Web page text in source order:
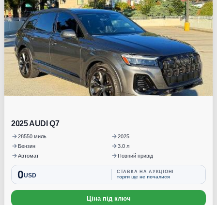
2025 AUDI Q7
28550 миль
2025
Бензин
3.0 л
Автомат
Повний привід
0USD
СТАВКА НА АУКЦІОНІ
торги ще не почалися
Ціна під ключ